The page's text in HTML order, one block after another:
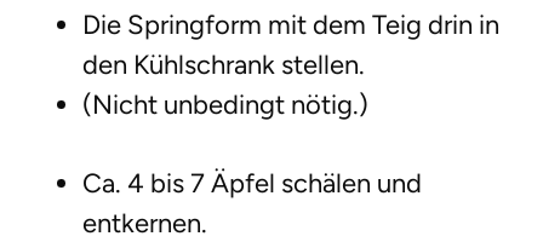
Die Springform mit dem Teig drin in
den Kühlschrank stellen.
(Nicht unbedingt nötig.)
Ca. 4 bis 7 Äpfel schälen und
entkernen.